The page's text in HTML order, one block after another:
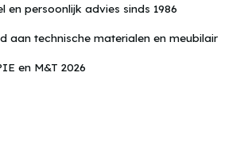
en persoonlijk advies sinds 1986
aan technische materialen en meubilair
en M&T 2026